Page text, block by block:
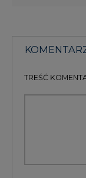
TREŚĆ